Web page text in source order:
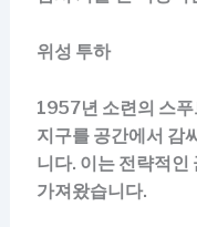
위성 투하
1957년 소련의 스
지구를 공간에서 감
니다. 이는 전략적인
가져왔습니다.